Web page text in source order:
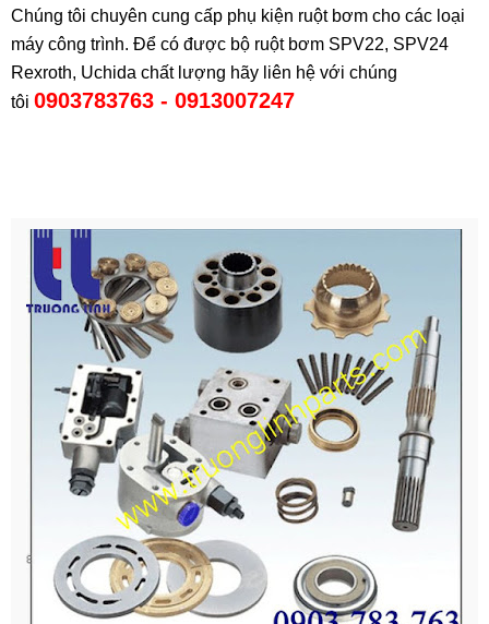
Chúng tôi chuyên cung cấp phụ kiện ruột bơm cho các loại
máy công trình. Để có được bộ ruột bơm SPV22, SPV24
Rexroth, Uchida chất lượng hãy liên hệ với chúng
tôi 0903783763 - 0913007247